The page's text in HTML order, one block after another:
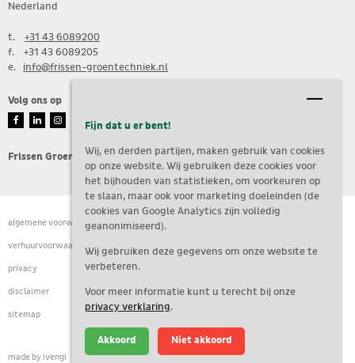
Fijn dat u er bent!
Wij, en derden partijen, maken gebruik van cookies
op onze website. Wij gebruiken deze cookies voor
het bijhouden van statistieken, om voorkeuren op
te slaan, maar ook voor marketing doeleinden (de
cookies van Google Analytics zijn volledig
geanonimiseerd).
Wij gebruiken deze gegevens om onze website te
verbeteren.
Voor meer informatie kunt u terecht bij onze
privacy verklaring.
Akkoord Niet akkoord
Nederland
t. +31 43 6089200
f. +31 43 6089205
e. info@frissen-groentechniek.nl
Volg ons op
Frissen Groen Techniek is een onderdeel van de Frissen Groep
algemene voorwaarden
verhuurvoorwaarden
privacy
disclaimer
sitemap
made by ivengi